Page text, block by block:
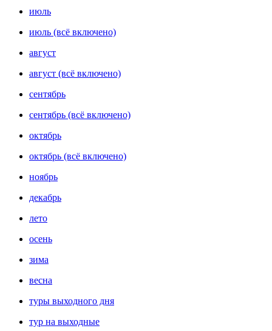
июль
июль (всё включено)
август
август (всё включено)
сентябрь
сентябрь (всё включено)
октябрь
октябрь (всё включено)
ноябрь
декабрь
лето
осень
зима
весна
туры выходного дня
тур на выходные